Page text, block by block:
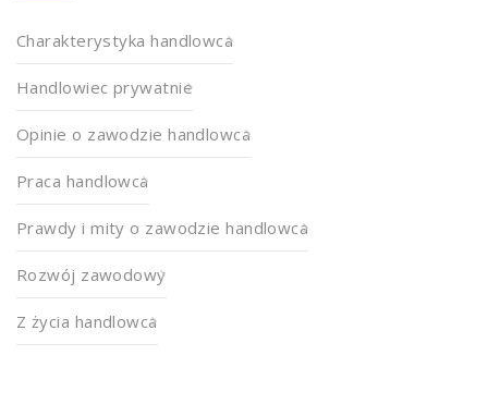
Charakterystyka handlowca
Handlowiec prywatnie
Opinie o zawodzie handlowca
Praca handlowca
Prawdy i mity o zawodzie handlowca
Rozwój zawodowy
Z życia handlowca